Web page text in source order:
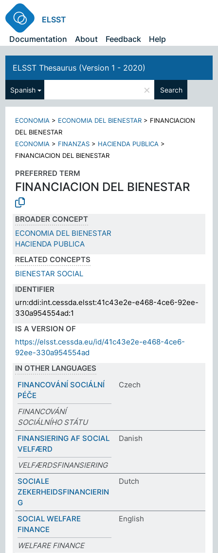
ELSST
Documentation
About Feedback Help
ELSST Thesaurus (Version 1 - 2020)
Spanish × Search
ECONOMIA > ECONOMIA DEL BIENESTAR > FINANCIACION
DEL BIENESTAR
ECONOMIA > FINANZAS > HACIENDA PUBLICA >
FINANCIACION DEL BIENESTAR
PREFERRED TERM
FINANCIACION DEL BIENESTAR
BROADER CONCEPT
ECONOMIA DEL BIENESTAR
HACIENDA PUBLICA
RELATED CONCEPTS
BIENESTAR SOCIAL
IDENTIFIER
urn:ddi:int.cessda.elsst:41c43e2e-e468-4ce6-92ee-
330a954554ad:1
IS A VERSION OF
https://elsst.cessda.eu/id/41c43e2e-e468-4ce6-
92ee-330a954554ad
IN OTHER LANGUAGES
FINANCOVÁNÍ SOCIÁLNÍ
PÉČE
Czech
FINANCOVÁNÍ
SOCIÁLNÍHO STÁTU
FINANSIERING AF SOCIAL
VELFÆRD
Danish
VELFÆRDSFINANSIERING
SOCIALE
ZEKERHEIDSFINANCIERIN
G
Dutch
SOCIAL WELFARE
FINANCE
English
WELFARE FINANCE